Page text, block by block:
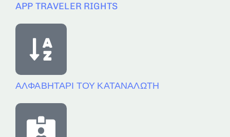
APP TRAVELER RIGHTS
ΑΛΦΑΒΗΤΑΡΙ ΤΟΥ ΚΑΤΑΝΑΛΩΤΗ